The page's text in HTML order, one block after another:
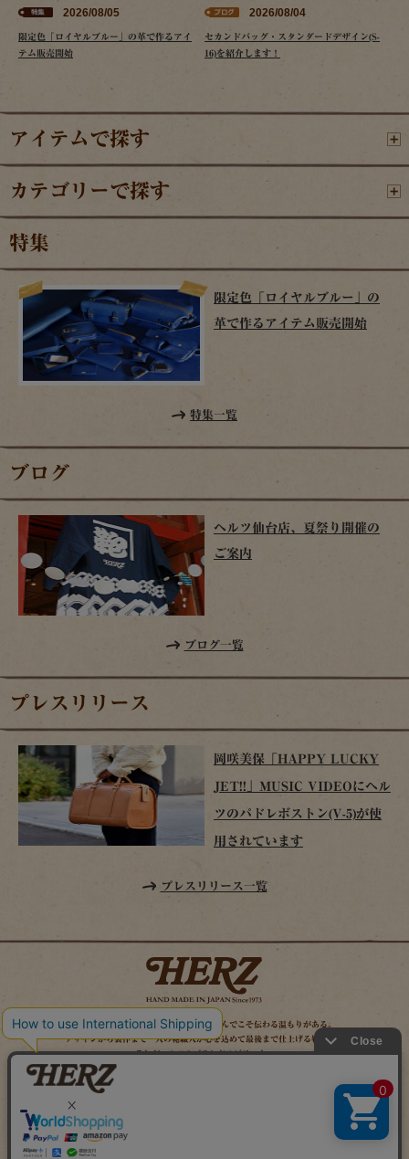
2026/08/05
限定色「ロイヤルブルー」の革で作るアイ
テム販売開始
2026/08/04
セカンドバッグ・スタンダードデザイン(S-
16)を紹介します！
アイテムで探す
カテゴリーで探す
特集
限定色「ロイヤルブルー」の
革で作るアイテム販売開始
特集一覧
ブログ
ヘルツ仙台店、夏祭り開催の
ご案内
ブログ一覧
プレスリリース
岡咲美保「HAPPY LUCKY
JET!!」MUSIC VIDEOにヘル
ツのパドレボストン(V-5)が使
用されています
プレスリリース一覧
時を経てこそ解る味わいがある。使い込んでこそ伝わる温もりがある。
デザインから製作まで一人の鞄職人が心を込めて最後まで仕上げる鞄作り。
それがヘルツのブランドスピリット。
MAIL MAGAZINE
X（旧TWITTER）
YOUTUBE